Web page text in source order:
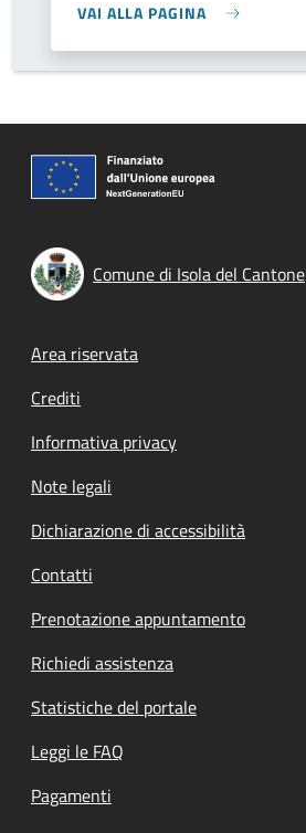
VAI ALLA PAGINA
Comune di Isola del Cantone
Footer menu
Area riservata
Crediti
Informativa privacy
Note legali
Dichiarazione di accessibilità
Contatti
Prenotazione appuntamento
Richiedi assistenza
Statistiche del portale
Leggi le FAQ
Pagamenti